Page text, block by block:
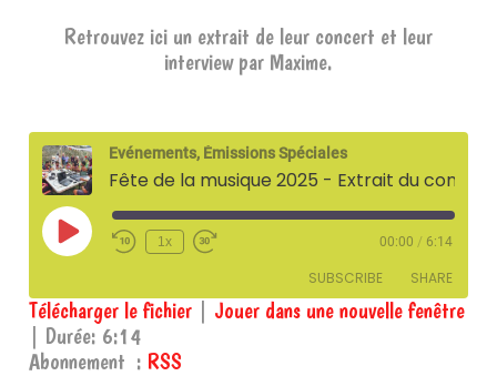
Retrouvez ici un extrait de leur concert et leur
interview par Maxime.
Evénements, Émissions Spéciales
Play
Episode
1x 00:00 / 6:14
SUBSCRIBE SHARE
RSS
SHARE
Télécharger le fichier
Jouer dans une nouvelle fenêtre
Durée: 6:14
Abonnement : RSS